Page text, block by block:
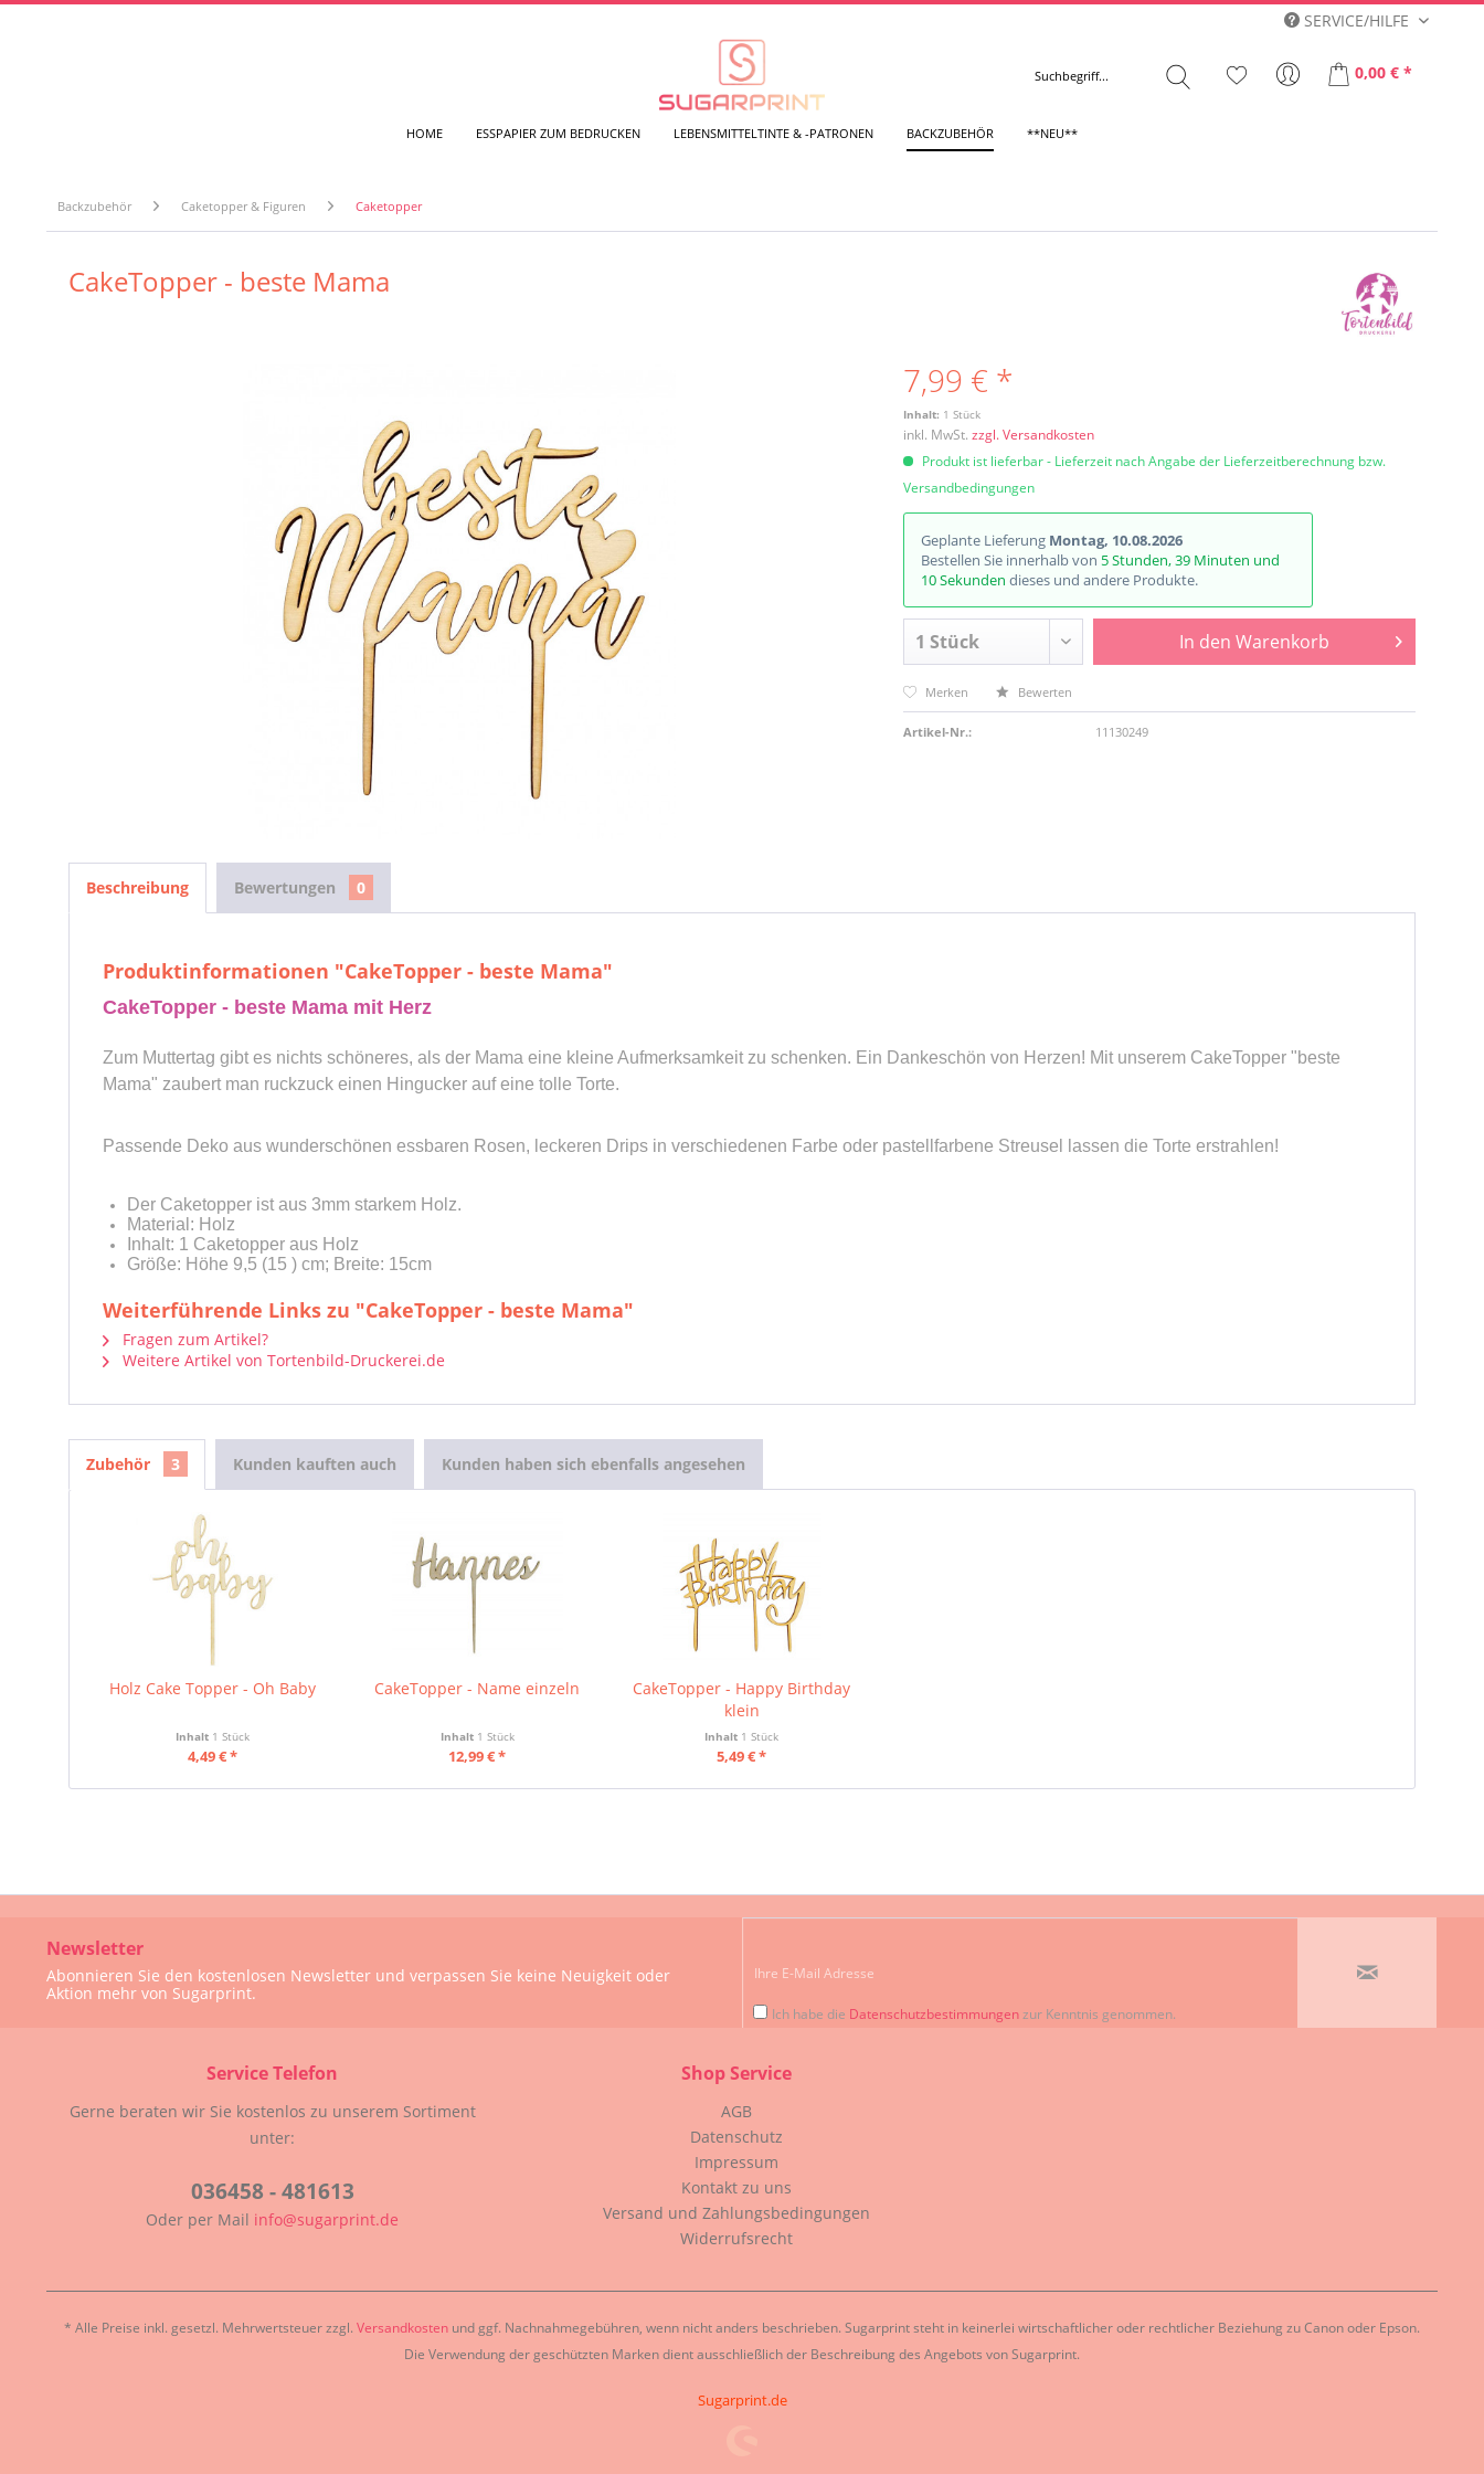
SERVICE/HILFE
0,00 € *
HOME ESSPAPIER ZUM BEDRUCKEN LEBENSMITTELTINTE & -PATRONEN BACKZUBEHÖR **NEU**
Backzubehör Caketopper & Figuren Caketopper
CakeTopper - beste Mama
7,99 € *
Inhalt: 1 Stück
inkl. MwSt.zzgl. Versandkosten
Produkt ist lieferbar - Lieferzeit nach Angabe der Lieferzeitberechnung bzw.
Versandbedingungen
Geplante Lieferung Montag, 10.08.2026
Bestellen Sie innerhalb von 5 Stunden, 39 Minuten und
10 Sekunden dieses und andere Produkte.
In den Warenkorb
Merken Bewerten
Artikel-Nr.: 11130249
Beschreibung Bewertungen 0
Produktinformationen "CakeTopper - beste Mama"
CakeTopper - beste Mama mit Herz
Zum Muttertag gibt es nichts schöneres, als der Mama eine kleine Aufmerksamkeit zu schenken. Ein Dankeschön von Herzen! Mit unserem CakeTopper "beste
Mama" zaubert man ruckzuck einen Hingucker auf eine tolle Torte.
Passende Deko aus wunderschönen essbaren Rosen, leckeren Drips in verschiedenen Farbe oder pastellfarbene Streusel lassen die Torte erstrahlen!
Der Caketopper ist aus 3mm starkem Holz.
Material: Holz
Inhalt: 1 Caketopper aus Holz
Größe: Höhe 9,5 (15 ) cm; Breite: 15cm
Weiterführende Links zu "CakeTopper - beste Mama"
Fragen zum Artikel?
Weitere Artikel von Tortenbild-Druckerei.de
Zubehör 3 Kunden kauften auch Kunden haben sich ebenfalls angesehen
Holz Cake Topper - Oh Baby
Inhalt 1 Stück
4,49 € *
CakeTopper - Name einzeln
Inhalt 1 Stück
12,99 € *
CakeTopper - Happy Birthday
klein
Inhalt 1 Stück
5,49 € *
Service Telefon
Gerne beraten wir Sie kostenlos zu unserem Sortiment
unter:
036458 - 481613
Oder per Mail info@sugarprint.de
Shop Service
AGB
Datenschutz
Impressum
Kontakt zu uns
Versand und Zahlungsbedingungen
Widerrufsrecht
Newsletter
Abonnieren Sie den kostenlosen Newsletter und verpassen Sie keine Neuigkeit oder
Aktion mehr von Sugarprint.
Ich habe die Datenschutzbestimmungenzur Kenntnis genommen.
* Alle Preise inkl. gesetzl. Mehrwertsteuer zzgl. Versandkosten und ggf. Nachnahmegebühren, wenn nicht anders beschrieben. Sugarprint steht in keinerlei wirtschaftlicher oder rechtlicher Beziehung zu Canon oder Epson.
Die Verwendung der geschützten Marken dient ausschließlich der Beschreibung des Angebots von Sugarprint.
Sugarprint.de